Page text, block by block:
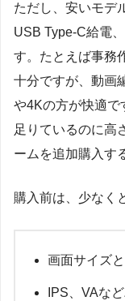
ただし、安いモデ
USB Type-C給電
す。たとえば事務
十分ですが、動画
や4Kの方が快適で
足りているのに高
ームを追加購入す
購入前は、少なく
画面サイズ
IPS、VAな